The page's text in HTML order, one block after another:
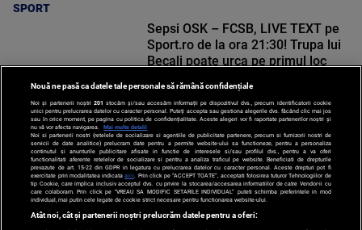
SPORT
SPORT
Sepsi OSK – FCSB, LIVE TEXT pe
Sport.ro de la ora 21:30! Trupa lui
Becali poate urca pe primul loc
Nouă ne pasă ca datele tale personale să rămână confidențiale
Noi și partenerii noștri 201 stocăm și/sau accesăm informații pe dispozitivul dvs., precum identificatorii cookie
unici pentru prelucrarea datelor cu caracter personal. Puteți accepta sau gestiona alegerile dvs. făcând clic mai jos
sau în orice moment, pe pagina cu politica de confidențialitate. Aceste alegeri vor fi raportate partenerilor noștri și
nu vă vor afecta navigarea.
Mai multe detalii
Noi si partenerii nostri (retelele de socializare si agentiile de publicitate partenere, precum si furnizorii nostri de
servicii de date analitice) prelucram date pentru a permite website-ului sa functioneze, pentru a personaliza
continutul si anunturile publicitare afisate in functie de interesele si/sau profilul dvs., pentru a va oferi
functionalitati aferente retelelor de socializare si pentru a analiza traficul pe website. Beneficiati de drepturile
prevazute de art. 15-22 din GDPR in legatura cu prelucrarea datelor cu caracter personal. Aceste drepturi pot fi
exercitate prin modalitatea indicataaici . Prin click pe “ACCEPT TOATE”, acceptati folosirea tuturor Tehnologiilor de
tip Cookie, care implica inclusiv acceptul dvs. cu privire la stocarea/accesarea informatiilor de catre Vendor-ii cu
care colaboram. Prin click pe “VREAU SA MODIFIC SETARILE INDIVIDUAL” puteti schimba preferintele in mod
individual, mai putin cele legate de cookie strict necesare pentru functionarea website-ului.
Atât noi, cât și partenerii noștri prelucrăm datele pentru a oferi: